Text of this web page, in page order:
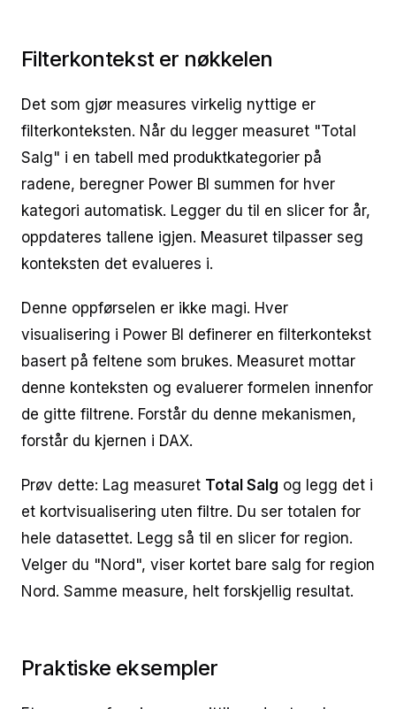
Filterkontekst er nøkkelen
Det som gjør measures virkelig nyttige er
filterkonteksten. Når du legger measuret "Total
Salg" i en tabell med produktkategorier på
radene, beregner Power BI summen for hver
kategori automatisk. Legger du til en slicer for år,
oppdateres tallene igjen. Measuret tilpasser seg
konteksten det evalueres i.
Denne oppførselen er ikke magi. Hver
visualisering i Power BI definerer en filterkontekst
basert på feltene som brukes. Measuret mottar
denne konteksten og evaluerer formelen innenfor
de gitte filtrene. Forstår du denne mekanismen,
forstår du kjernen i DAX.
Prøv dette: Lag measuret Total Salg og legg det i
et kortvisualisering uten filtre. Du ser totalen for
hele datasettet. Legg så til en slicer for region.
Velger du "Nord", viser kortet bare salg for region
Nord. Samme measure, helt forskjellig resultat.
Praktiske eksempler